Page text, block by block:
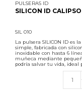
PULSERAS ID
SILICON ID CALIPSO
SIL 010
La pulsera SILICON ID es
simple, fabricada con
inoxidable con hasta 6
muñeca mediante
podría salvar tu vida, ideal